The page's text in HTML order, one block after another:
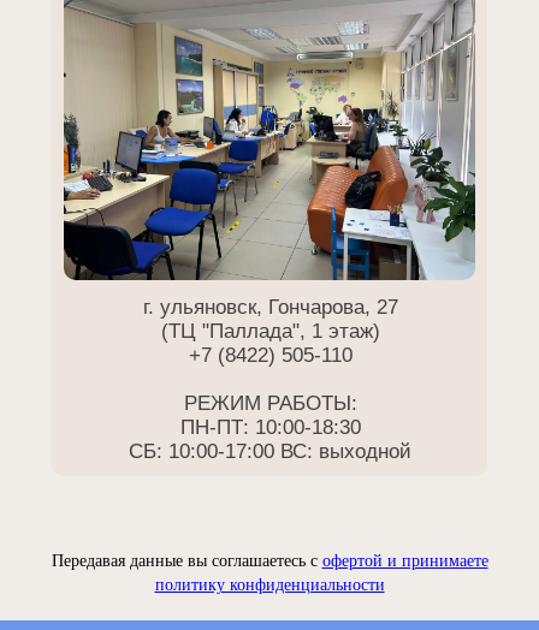
г. ульяновск, Гончарова, 27
(ТЦ "Паллада", 1 этаж)
+7 (8422) 505-110
РЕЖИМ РАБОТЫ:
ПН-ПТ: 10:00-18:30
СБ: 10:00-17:00 ВС: выходной
Передавая данные вы соглашаетесь с офертой и принимаете
политику конфиденциальности